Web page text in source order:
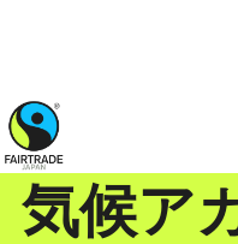
気候ア